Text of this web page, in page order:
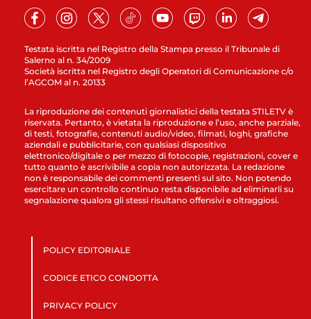
Testata iscritta nel Registro della Stampa presso il Tribunale di
Salerno al n. 34/2009
Società iscritta nel Registro degli Operatori di Comunicazione c/o
l’AGCOM al n. 20133
La riproduzione dei contenuti giornalistici della testata STILETV è
riservata. Pertanto, è vietata la riproduzione e l’uso, anche parziale,
di testi, fotografie, contenuti audio/video, filmati, loghi, grafiche
aziendali e pubblicitarie, con qualsiasi dispositivo
elettronico/digitale o per mezzo di fotocopie, registrazioni, cover e
tutto quanto è ascrivibile a copia non autorizzata. La redazione
non è responsabile dei commenti presenti sul sito. Non potendo
esercitare un controllo continuo resta disponibile ad eliminarli su
segnalazione qualora gli stessi risultano offensivi e oltraggiosi.
POLICY EDITORIALE
CODICE ETICO CONDOTTA
PRIVACY POLICY